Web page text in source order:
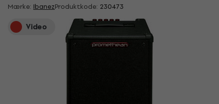
Mærke: IbanezProduktkode: 230473
Video